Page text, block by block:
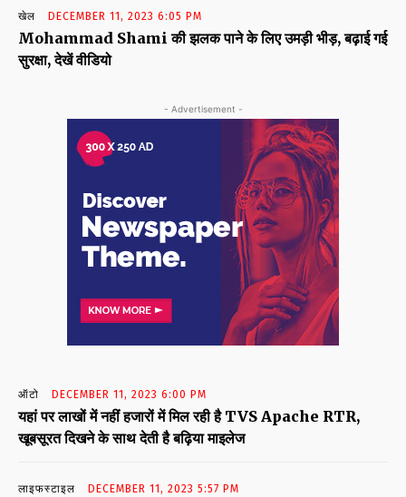
खेल DECEMBER 11, 2023 6:05 PM
Mohammad Shami की झलक पाने के लिए उमड़ी भीड़, बढ़ाई गई
सुरक्षा, देखें वीडियो
- Advertisement -
ऑटो DECEMBER 11, 2023 6:00 PM
यहां पर लाखों में नहीं हजारों में मिल रही है TVS Apache RTR,
खूबसूरत दिखने के साथ देती है बढ़िया माइलेज
लाइफस्टाइल DECEMBER 11, 2023 5:57 PM